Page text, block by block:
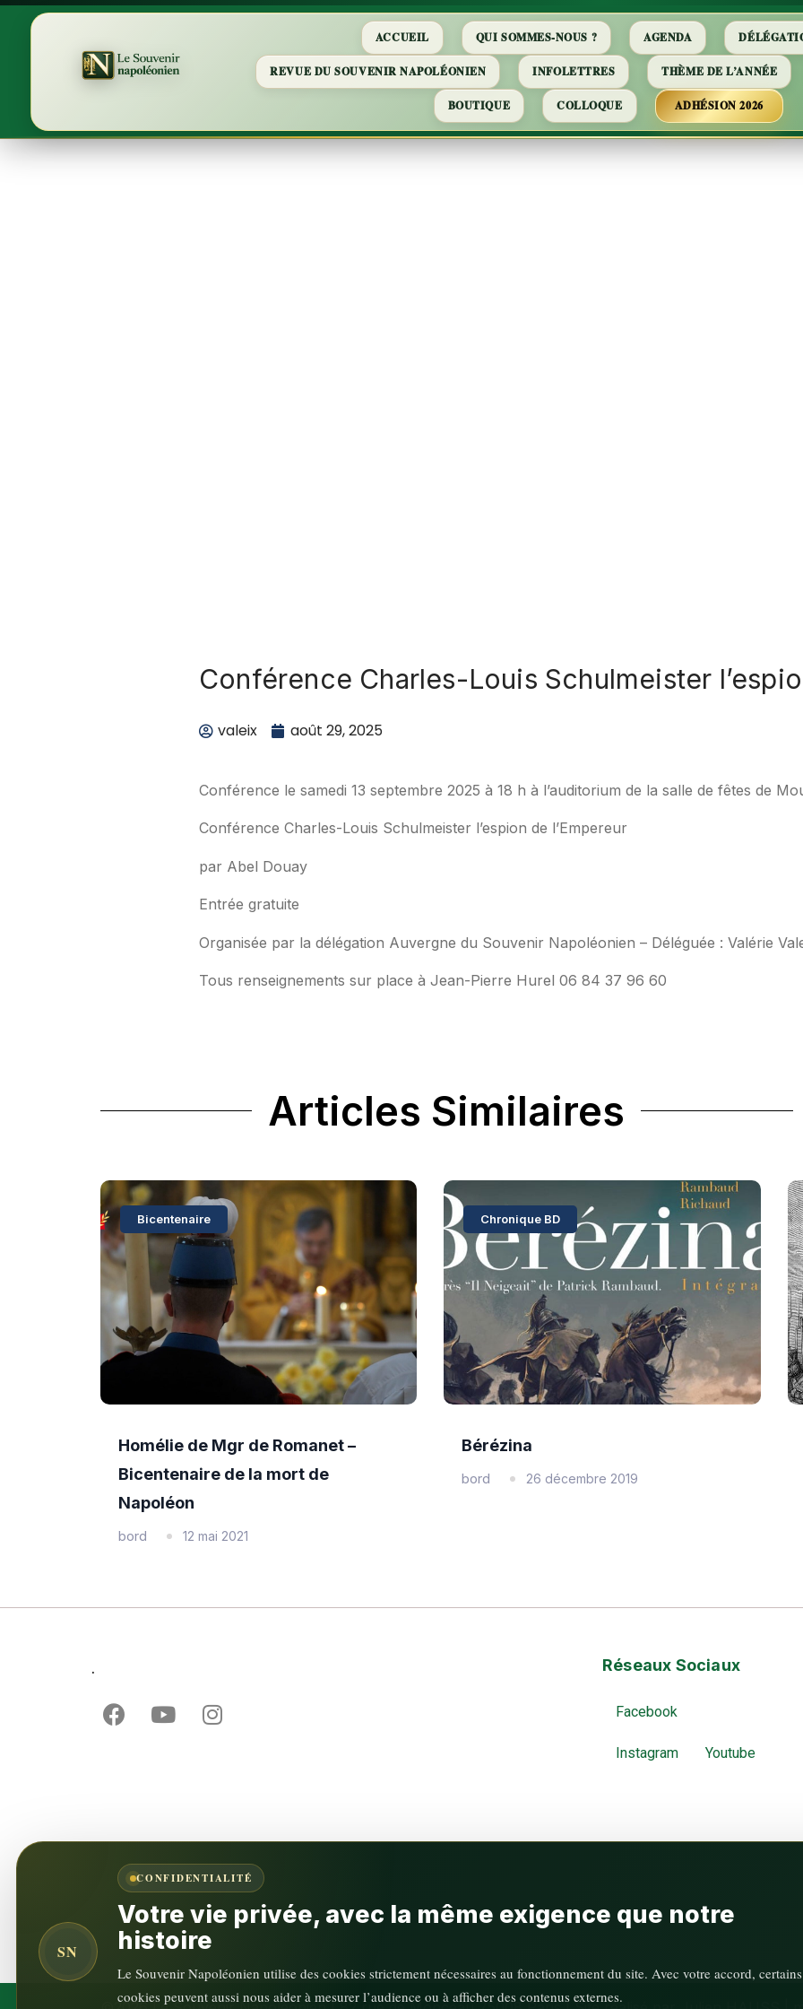
ACCUEIL QUI SOMMES-NOUS ? AGENDA
REVUE DU SOUVENIR NAPOLÉONIEN INFOLETTRES THÈME DE L’ANNÉE
BOUTIQUE COLLOQUE ADHÉSION 2026
Conférence Charles-Louis Schulmeister
valeix août 29, 2025
Conférence le samedi 13 septembre 2025 à 18 h à l’auditorium de la salle de fêtes de
Conférence Charles-Louis Schulmeister l’espion de l’Empereur
par Abel Douay
Entrée gratuite
Organisée par la délégation Auvergne du Souvenir Napoléonien – Déléguée : Valérie
Tous renseignements sur place à Jean-Pierre Hurel 06 84 37 96 60
Articles Similaires
Bicentenaire
Homélie de Mgr de Romanet –
Bicentenaire de la mort de
Napoléon
bord 12 mai 2021
Chronique BD
Bérézina
bord 26 décembre 2019
. Réseaux Sociaux
Facebook
Instagram Youtube
SN
CONFIDENTIALITÉ
Votre vie privée, avec la même exigence que notre
histoire
Le Souvenir Napoléonien utilise des cookies strictement nécessaires au fonctionnement du site. Avec votre accord, certains
cookies peuvent aussi nous aider à mesurer l’audience ou à afficher des contenus externes.